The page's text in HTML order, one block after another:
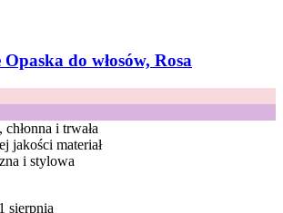
Opaska do włosów, Rosa
i trwała
jakości materiał
i stylowa
sierpnia